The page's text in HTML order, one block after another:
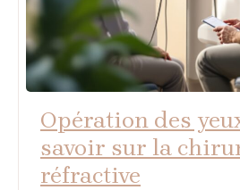
Opération des
savoir sur la
réfractive